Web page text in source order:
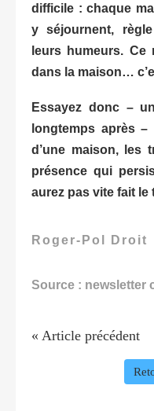
difficile : chaque
y séjournent,
leurs humeurs.
dans la maison…
Essayez donc –
longtemps après
d’une maison, les
présence qui
aurez pas vite fait le
Roger-Pol Droit
Source : newsletter
« Article précédent